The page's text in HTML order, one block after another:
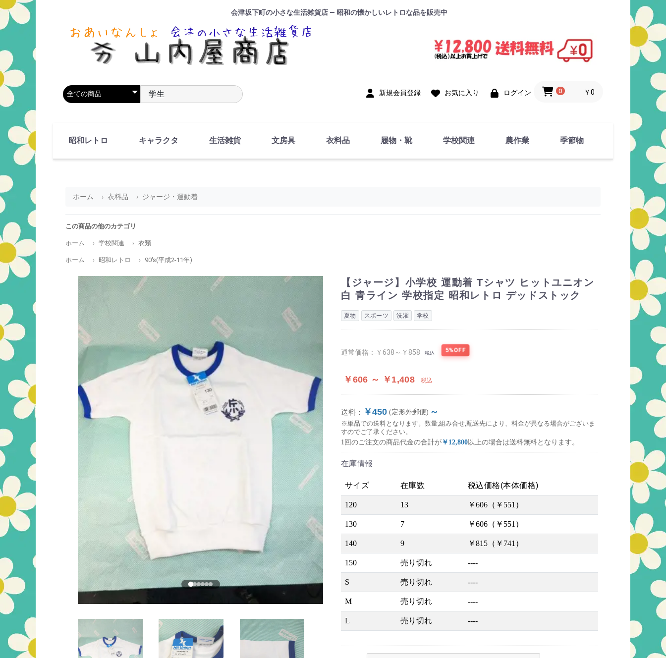
会津坂下町の小さな生活雑貨店 — 昭和の懐かしいレトロな品を販売中
商品カテゴリを選択 商品名やキーワードを入力 新規会員登録 お気に入り ログイン 0 ￥0
昭和レトロ キャラクタ 生活雑貨 文房具 衣料品 履物・靴 学校関連 農作業 季節物
ホーム 衣料品 ジャージ・運動着
この商品の他のカテゴリ
ホーム 学校関連 衣類
ホーム 昭和レトロ 90's(平成2-11年)
【ジャージ】小学校 運動着 Tシャツ ヒットユニオン
白 青ライン 学校指定 昭和レトロ デッドストック
夏物 スポーツ 洗濯 学校
通常価格：￥638～￥858 税込 5%OFF
￥606 ～ ￥1,408 税込
送料： ￥450 (定形外郵便) ～
※単品での送料となります。数量,組み合せ,配送先により、料金が異なる場合がございま
すのでご了承ください。
1回のご注文の商品代金の合計が ￥12,800以上の場合は送料無料となります。
在庫情報
サイズ 在庫数 税込価格(本体価格)
120 13 ￥606（￥551）
130 7 ￥606（￥551）
140 9 ￥815（￥741）
150 売り切れ ----
S 売り切れ ----
M 売り切れ ----
L 売り切れ ----